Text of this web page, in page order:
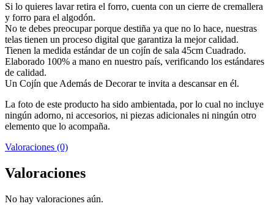
Si lo quieres lavar retira el forro, cuenta con un cierre de cremallera
y forro para el algodón.
No te debes preocupar porque destiña ya que no lo hace, nuestras
telas tienen un proceso digital que garantiza la mejor calidad.
Tienen la medida estándar de un cojín de sala 45cm Cuadrado.
Elaborado 100% a mano en nuestro país, verificando los estándares
de calidad.
Un Cojín que Además de Decorar te invita a descansar en él.
La foto de este producto ha sido ambientada, por lo cual no incluye
ningún adorno, ni accesorios, ni piezas adicionales ni ningún otro
elemento que lo acompaña.
Valoraciones (0)
Valoraciones
No hay valoraciones aún.